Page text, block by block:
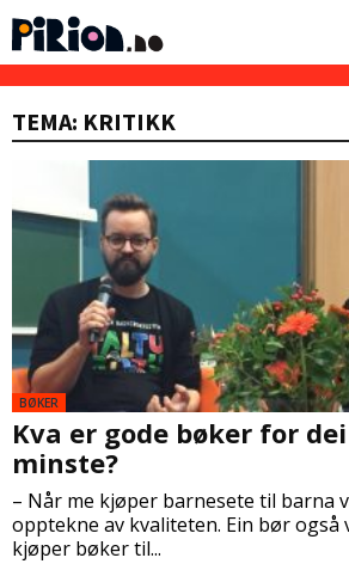
TEMA: KRITIKK
BØKER
Kva er gode bøker for
minste?
– Når me kjøper barnesete til barna
opptekne av kvaliteten. Ein bør også
kjøper bøker til...